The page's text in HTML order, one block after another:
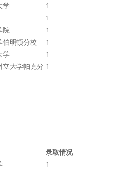
学
1
1
院
1
伯明顿分校
1
学
1
立大学帕克分 1
录取情况
1